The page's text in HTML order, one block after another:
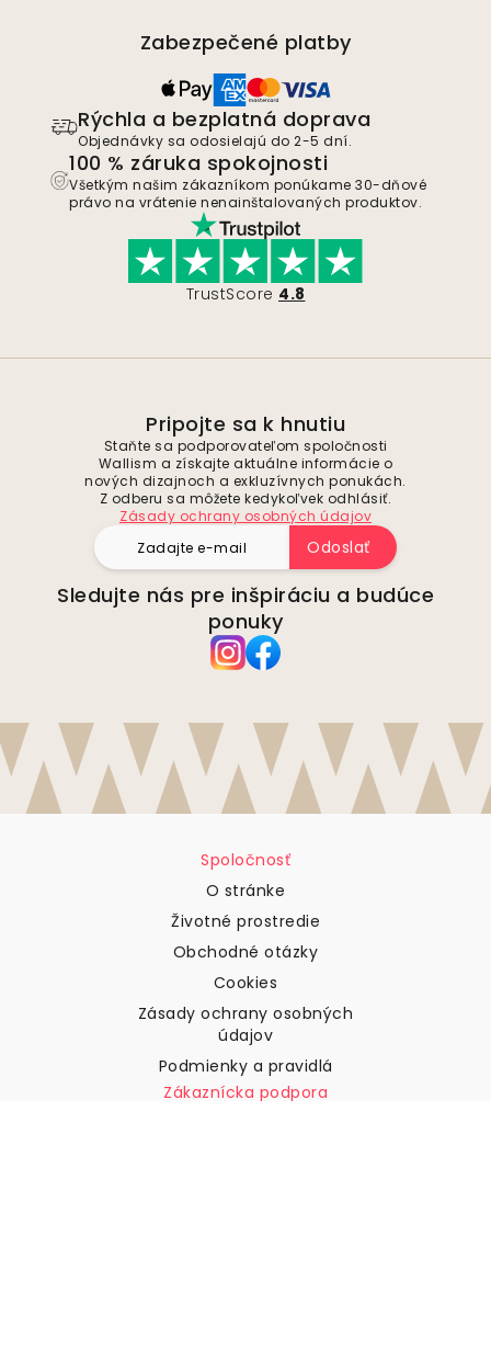
Zabezpečené platby
Rýchla a bezplatná doprava
Objednávky sa odosielajú do 2-5 dní.
100 % záruka spokojnosti
Všetkým našim zákazníkom ponúkame 30-dňové
právo na vrátenie nenainštalovaných produktov.
TrustScore 4.8
Pripojte sa k hnutiu
Staňte sa podporovateľom spoločnosti
Wallism a získajte aktuálne informácie o
nových dizajnoch a exkluzívnych ponukách.
Z odberu sa môžete kedykoľvek odhlásiť.
Zásady ochrany osobných údajov
Odoslať
Sledujte nás pre inšpiráciu a budúce
ponuky
Spoločnosť
O stránke
Životné prostredie
Obchodné otázky
Cookies
Zásady ochrany osobných
údajov
Podmienky a pravidlá
Zákaznícka podpora